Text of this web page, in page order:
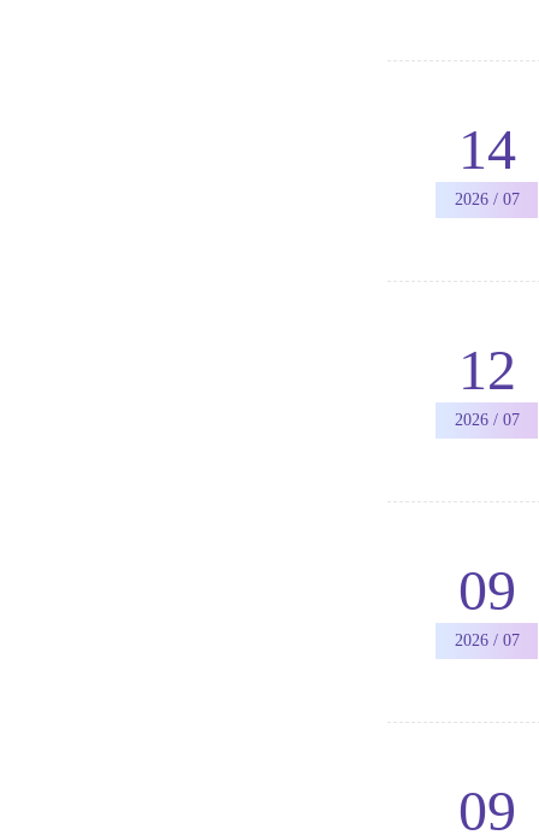
14
2026 / 07
12
2026 / 07
09
2026 / 07
09